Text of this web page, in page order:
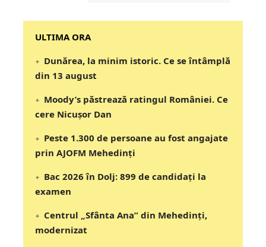
‎‎‎‎‎‎‎ULTIMA ORA
Dunărea, la minim istoric. Ce se întâmplă
din 13 august
Moody’s păstrează ratingul României. Ce
cere Nicușor Dan
Peste 1.300 de persoane au fost angajate
prin AJOFM Mehedinți
Bac 2026 în Dolj: 899 de candidați la
examen
Centrul „Sfânta Ana” din Mehedinți,
modernizat